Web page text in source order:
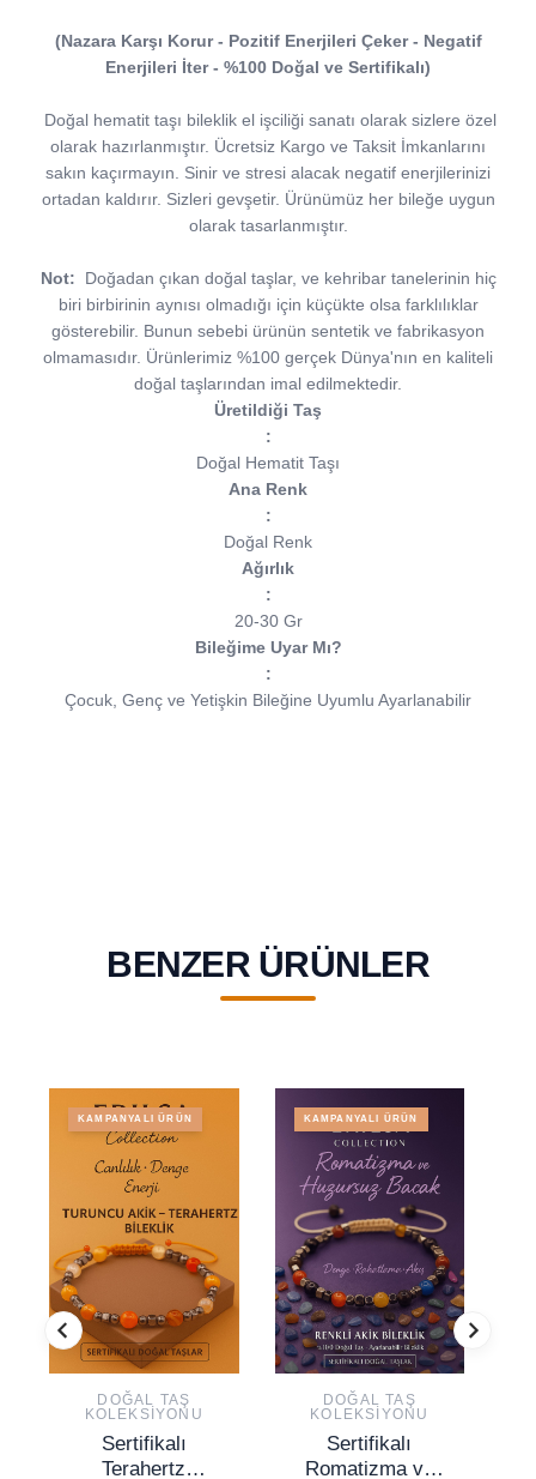
(Nazara Karşı Korur - Pozitif Enerjileri Çeker - Negatif
Enerjileri İter - %100 Doğal ve Sertifikalı)
Doğal hematit taşı bileklik el işciliği sanatı olarak sizlere özel
olarak hazırlanmıştır. Ücretsiz Kargo ve Taksit İmkanlarını
sakın kaçırmayın. Sinir ve stresi alacak negatif enerjilerinizi
ortadan kaldırır. Sizleri gevşetir. Ürünümüz her bileğe uygun
olarak tasarlanmıştır.
Not:
Doğadan çıkan doğal taşlar, ve kehribar tanelerinin hiç
biri birbirinin aynısı olmadığı için küçükte olsa farklılıklar
gösterebilir. Bunun sebebi ürünün sentetik ve fabrikasyon
olmamasıdır. Ürünlerimiz %100 gerçek Dünya'nın en kaliteli
doğal taşlarından imal edilmektedir.
Üretildiği Taş
:
Doğal Hematit Taşı
Ana Renk
:
Doğal Renk
Ağırlık
:
20-30 Gr
Bileğime Uyar Mı?
:
Çocuk, Genç ve Yetişkin Bileğine Uyumlu Ayarlanabilir
BENZER ÜRÜNLER
KAMPANYALI ÜRÜN
DOĞAL TAŞ
KOLEKSIYONU
Sertifikalı
Terahertz
KAMPANYALI ÜRÜN
DOĞAL TAŞ
KOLEKSIYONU
Sertifikalı
Romatizma ve